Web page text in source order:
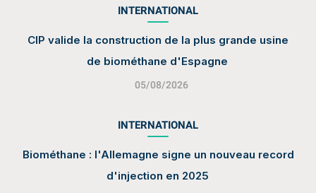
INTERNATIONAL
CIP valide la construction de la plus grande usine
de biométhane d'Espagne
05/08/2026
INTERNATIONAL
Biométhane : l'Allemagne signe un nouveau record
d'injection en 2025